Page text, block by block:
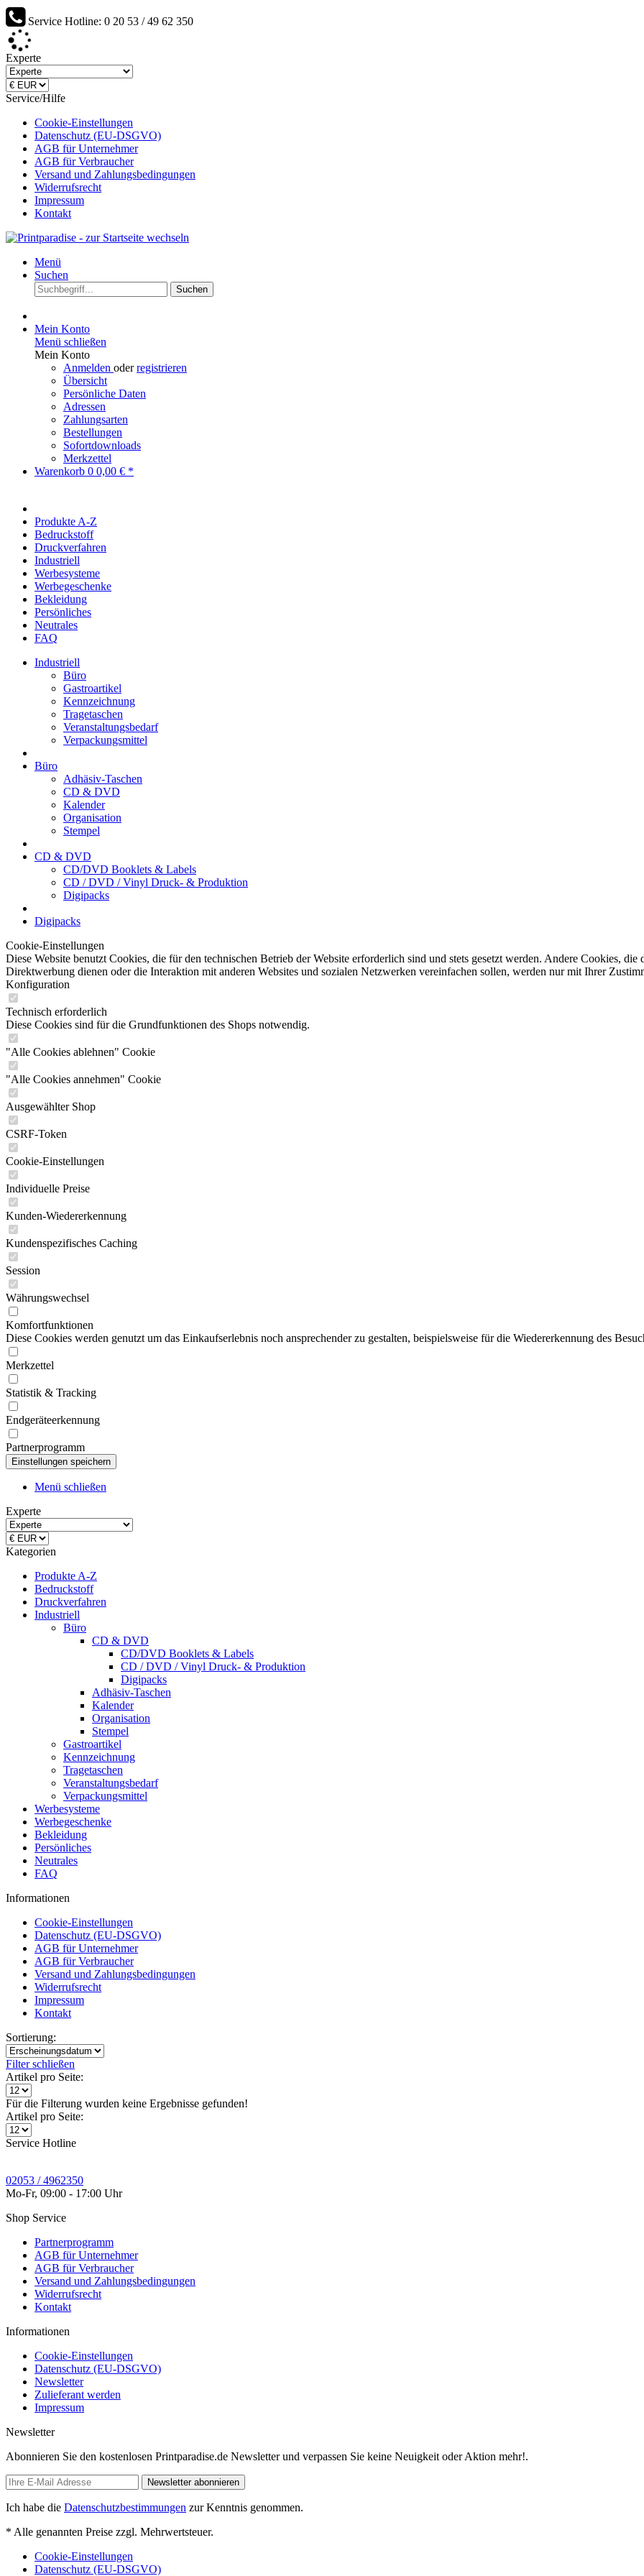
Service Hotline: 0 20 53 / 49 62 350
Experte
Service/Hilfe
Cookie-Einstellungen
Datenschutz (EU-DSGVO)
AGB für Unternehmer
AGB für Verbraucher
Versand und Zahlungsbedingungen
Widerrufsrecht
Impressum
Kontakt
Menü
Suchen
Suchen
Mein Konto
Menü schließen
Mein Konto
Anmelden oderregistrieren
Übersicht
Persönliche Daten
Adressen
Zahlungsarten
Bestellungen
Sofortdownloads
Merkzettel
Warenkorb 0 0,00 € *
Produkte A-Z
Bedruckstoff
Druckverfahren
Industriell
Werbesysteme
Werbegeschenke
Bekleidung
Persönliches
Neutrales
FAQ
Industriell
Büro
Gastroartikel
Kennzeichnung
Tragetaschen
Veranstaltungsbedarf
Verpackungsmittel
Büro
Adhäsiv-Taschen
CD & DVD
Kalender
Organisation
Stempel
CD & DVD
CD/DVD Booklets & Labels
CD / DVD / Vinyl Druck- & Produktion
Digipacks
Digipacks
Cookie-Einstellungen
Diese Website benutzt Cookies, die für den technischen Betrieb der Website erforderlich sind und stets gesetzt werden. Andere Cookies,
Direktwerbung dienen oder die Interaktion mit anderen Websites und sozialen Netzwerken vereinfachen sollen, werden nur mit Ihrer
Konfiguration
Technisch erforderlich
Diese Cookies sind für die Grundfunktionen des Shops notwendig.
"Alle Cookies ablehnen" Cookie
"Alle Cookies annehmen" Cookie
Ausgewählter Shop
CSRF-Token
Cookie-Einstellungen
Individuelle Preise
Kunden-Wiedererkennung
Kundenspezifisches Caching
Session
Währungswechsel
Komfortfunktionen
Diese Cookies werden genutzt um das Einkaufserlebnis noch ansprechender zu gestalten, beispielsweise für die Wiedererkennung des
Merkzettel
Statistik & Tracking
Endgeräteerkennung
Partnerprogramm
Menü schließen
Experte
Kategorien
Produkte A-Z
Bedruckstoff
Druckverfahren
Industriell
Büro
CD & DVD
CD/DVD Booklets & Labels
CD / DVD / Vinyl Druck- & Produktion
Digipacks
Adhäsiv-Taschen
Kalender
Organisation
Stempel
Gastroartikel
Kennzeichnung
Tragetaschen
Veranstaltungsbedarf
Verpackungsmittel
Werbesysteme
Werbegeschenke
Bekleidung
Persönliches
Neutrales
FAQ
Informationen
Cookie-Einstellungen
Datenschutz (EU-DSGVO)
AGB für Unternehmer
AGB für Verbraucher
Versand und Zahlungsbedingungen
Widerrufsrecht
Impressum
Kontakt
Sortierung:
Filter schließen
Artikel pro Seite:
Für die Filterung wurden keine Ergebnisse gefunden!
Artikel pro Seite:
Service Hotline
02053 / 4962350
Mo-Fr, 09:00 - 17:00 Uhr
Shop Service
Partnerprogramm
AGB für Unternehmer
AGB für Verbraucher
Versand und Zahlungsbedingungen
Widerrufsrecht
Kontakt
Informationen
Cookie-Einstellungen
Datenschutz (EU-DSGVO)
Newsletter
Zulieferant werden
Impressum
Newsletter
Abonnieren Sie den kostenlosen Printparadise.de Newsletter und verpassen Sie keine Neuigkeit oder Aktion mehr!.
Newsletter abonnieren
Ich habe die Datenschutzbestimmungen zur Kenntnis genommen.
* Alle genannten Preise zzgl. Mehrwertsteuer.
Cookie-Einstellungen
Datenschutz (EU-DSGVO)